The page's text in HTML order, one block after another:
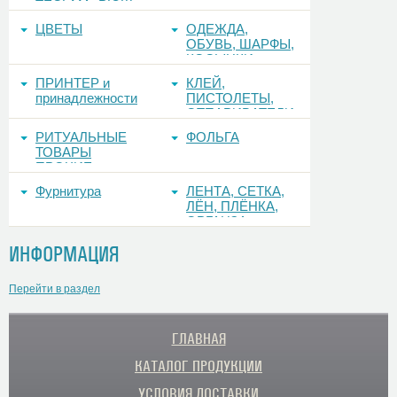
ТЕСЬМА, РЮШ
ЦВЕТЫ
ОДЕЖДА,
ОБУВЬ, ШАРФЫ,
КОСЫНКИ
ПРИНТЕР и
принадлежности
КЛЕЙ,
ПИСТОЛЕТЫ,
ОТПАРИВАТЕЛИ
РИТУАЛЬНЫЕ
ТОВАРЫ
ПРОЧИЕ
ФОЛЬГА
Фурнитура
ЛЕНТА, СЕТКА,
ЛЁН, ПЛЁНКА,
ОРГАНЗА
ИНФОРМАЦИЯ
Перейти в раздел
ГЛАВНАЯ
КАТАЛОГ ПРОДУКЦИИ